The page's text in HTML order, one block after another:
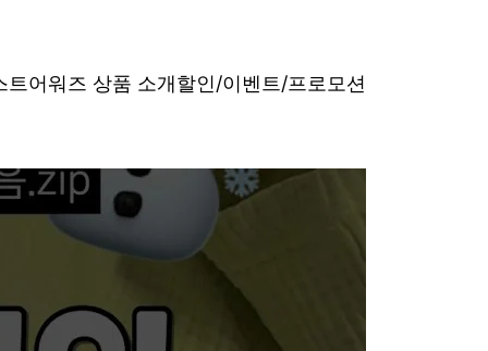
어워즈 상품 소개할인/이벤트/프로모션